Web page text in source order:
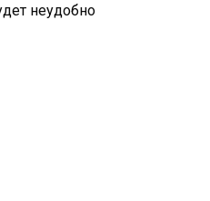
неудобно